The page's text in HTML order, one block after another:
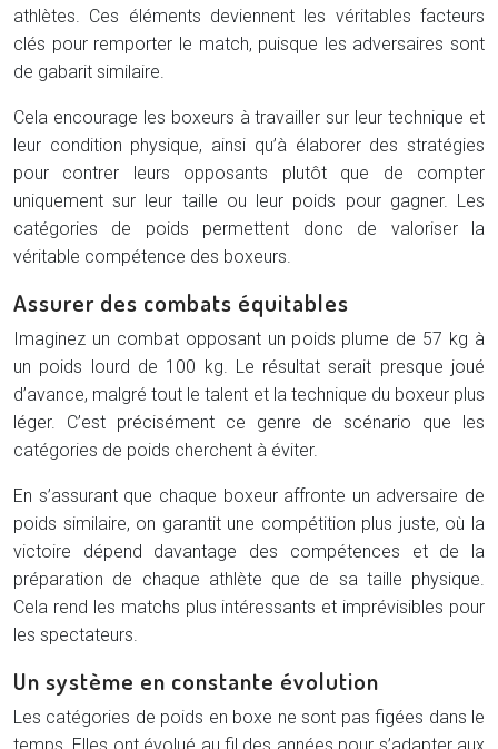
athlètes. Ces éléments deviennent les véritables facteurs
clés pour remporter le match, puisque les adversaires sont
de gabarit similaire.
Cela encourage les boxeurs à travailler sur leur technique et
leur condition physique, ainsi qu’à élaborer des stratégies
pour contrer leurs opposants plutôt que de compter
uniquement sur leur taille ou leur poids pour gagner. Les
catégories de poids permettent donc de valoriser la
véritable compétence des boxeurs.
Assurer des combats équitables
Imaginez un combat opposant un poids plume de 57 kg à
un poids lourd de 100 kg. Le résultat serait presque joué
d’avance, malgré tout le talent et la technique du boxeur plus
léger. C’est précisément ce genre de scénario que les
catégories de poids cherchent à éviter.
En s’assurant que chaque boxeur affronte un adversaire de
poids similaire, on garantit une compétition plus juste, où la
victoire dépend davantage des compétences et de la
préparation de chaque athlète que de sa taille physique.
Cela rend les matchs plus intéressants et imprévisibles pour
les spectateurs.
Un système en constante évolution
Les catégories de poids en boxe ne sont pas figées dans le